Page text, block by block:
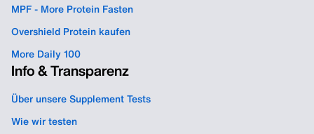
MPF - More Protein Fasten
Overshield Protein kaufen
More Daily 100
Info & Transparenz
Über unsere Supplement Tests
Wie wir testen